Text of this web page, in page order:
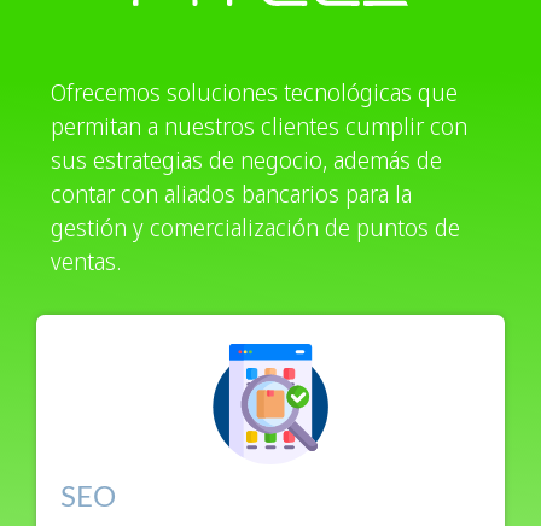
Ofrecemos soluciones tecnológicas que
permitan a nuestros clientes cumplir con
sus estrategias de negocio, además de
contar con aliados bancarios para la
gestión y comercialización de puntos de
ventas.
SEO